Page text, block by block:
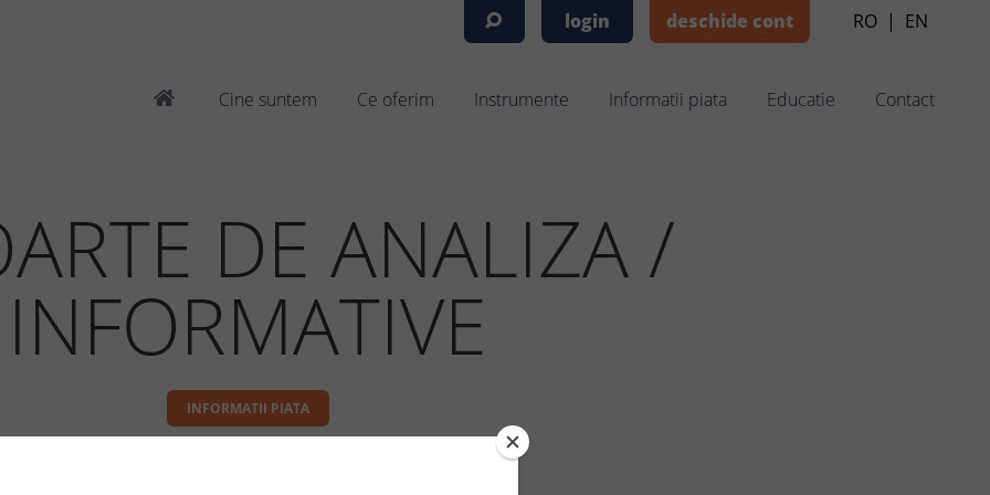
Cine suntem Ce oferim Instrumente Informatii piata Educatie Contact
login deschide cont RO | EN
DE ANALIZA /
INFORMATIVE
INFORMATII PIATA